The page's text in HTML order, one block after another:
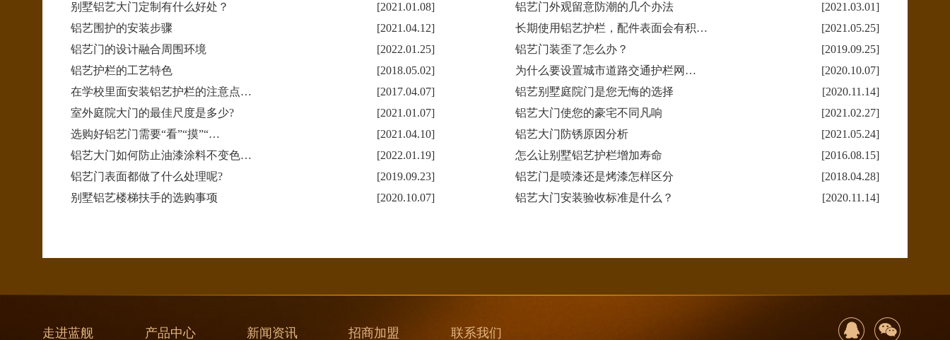
[2021.01.08]
别墅铝艺大门定制有什么好处？ [2021.03.01]
铝艺门外观留意防潮的几个办法
[2021.04.12]
铝艺围护的安装步骤 [2021.05.25]
长期使用铝艺护栏，配件表面会有积…
[2022.01.25]
铝艺门的设计融合周围环境 [2019.09.25]
铝艺门装歪了怎么办？
[2018.05.02]
铝艺护栏的工艺特色 [2020.10.07]
为什么要设置城市道路交通护栏网…
[2017.04.07]
在学校里面安装铝艺护栏的注意点… [2020.11.14]
铝艺别墅庭院门是您无悔的选择
[2021.01.07]
室外庭院大门的最佳尺度是多少? [2021.02.27]
铝艺大门使您的豪宅不同凡响
[2021.04.10]
选购好铝艺门需要“看”“摸”“… [2021.05.24]
铝艺大门防锈原因分析
[2022.01.19]
铝艺大门如何防止油漆涂料不变色… [2016.08.15]
怎么让别墅铝艺护栏增加寿命
[2019.09.23]
铝艺门表面都做了什么处理呢? [2018.04.28]
铝艺门是喷漆还是烤漆怎样区分
[2020.10.07]
别墅铝艺楼梯扶手的选购事项 [2020.11.14]
铝艺大门安装验收标准是什么？
走进蓝舰 产品中心 新闻资讯 招商加盟 联系我们